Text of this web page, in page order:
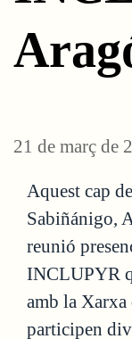
21 de març de
Aquest cap
Sabiñánigo,
reunió
INCLUPYR
amb la
participen